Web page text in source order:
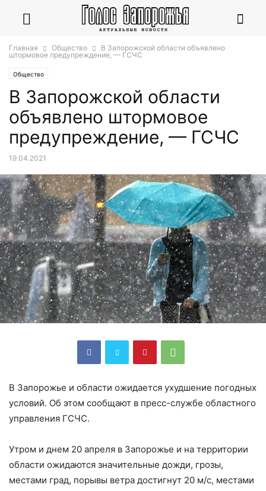
Главная Общество
В Запорожской области объявлено
штормовое предупреждение, — ГСЧС
Общество
В Запорожской области
объявлено штормовое
предупреждение, — ГСЧС
19.04.2021
В Запорожье и области ожидается ухудшение погодных
условий. Об этом сообщают в пресс-службе областного
управления ГСЧС.
Утром и днем 20 апреля в Запорожье и на территории
области ожидаются значительные дожди, грозы,
местами град, порывы ветра достигнут 20 м/с, местами